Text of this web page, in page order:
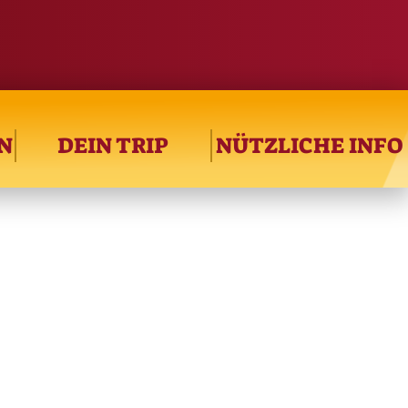
DEIN TRIP NÜTZLICHE INFO